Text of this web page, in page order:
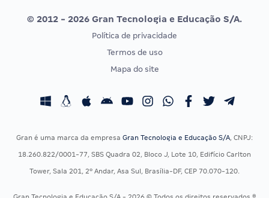
Vunesp
CONCURSOS POR PROFISSÃO
Concursos Fiscais
Concursos Saúde
EXAME DE ORDEM
Calendário OAB
© 2012 - 2026 Gran Tecnologia e Educação S/A.
Política de privacidade
Termos de uso
Mapa do site
Gran é uma marca da empresa Gran Tecnologia e Educação S/A, CNPJ:
18.260.822/0001-77, SBS Quadra 02, Bloco J, Lote 10, Edifício Carlton
Tower, Sala 201, 2º Andar, Asa Sul, Brasília-DF, CEP 70.070-120.